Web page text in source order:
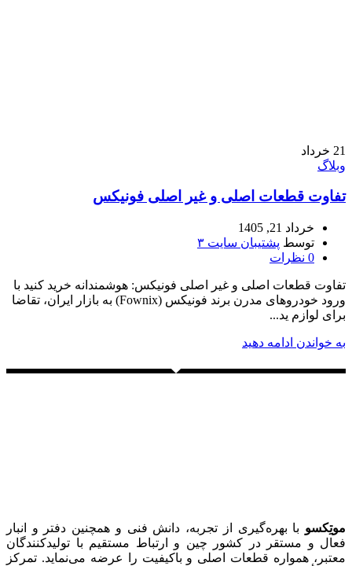
21 خرداد
وبلاگ
تفاوت قطعات اصلی و غیر اصلی فونیکس
خرداد 21, 1405
توسط پشتیبان سایت ۳
0 نظرات
تفاوت قطعات اصلی و غیر اصلی فونیکس: هوشمندانه خرید کنید با
ورود خودروهای مدرن برند فونیکس (Fownix) به بازار ایران، تقاضا
برای لوازم ید...
به خواندن ادامه دهید
موتِکسو با بهره‌گیری از تجربه، دانش فنی و همچنین دفتر و انبار
فعال و مستقر در کشور چین و ارتباط مستقیم با تولیدکنندگان
معتبر، همواره قطعات اصلی و باکیفیت را عرضه می‌نماید. تمرکز